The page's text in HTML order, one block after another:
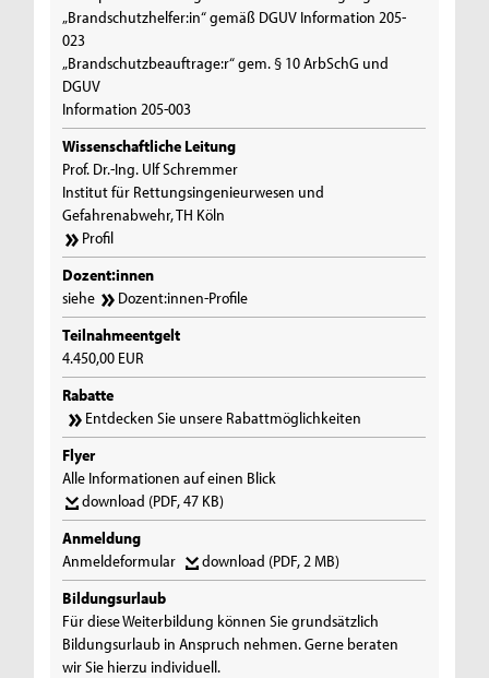
„Brandschutzhelfer:in“ gemäß DGUV Information 205-
023
„Brandschutzbeauftrage:r“ gem. § 10 ArbSchG und
DGUV
Information 205-003
Wissenschaftliche Leitung
Prof. Dr.-Ing. Ulf Schremmer
Institut für Rettungsingenieurwesen und
Gefahrenabwehr, TH Köln
Profil
Dozent:innen
siehe
Dozent:innen-Profile
Teilnahmeentgelt
4.450,00 EUR
Rabatte
Entdecken Sie unsere Rabattmöglichkeiten
Flyer
Alle Informationen auf einen Blick
download (PDF, 47 KB)
Anmeldung
Anmeldeformular
download (PDF, 2 MB)
Bildungsurlaub
Für diese Weiterbildung können Sie grundsätzlich
Bildungsurlaub in Anspruch nehmen. Gerne beraten
wir Sie hierzu individuell.